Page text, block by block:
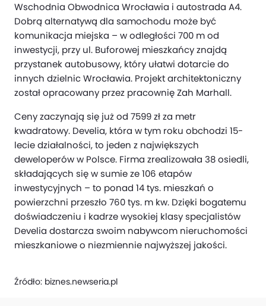
Wschodnia Obwodnica Wrocławia i autostrada A4.
Dobrą alternatywą dla samochodu może być
komunikacja miejska – w odległości 700 m od
inwestycji, przy ul. Buforowej mieszkańcy znajdą
przystanek autobusowy, który ułatwi dotarcie do
innych dzielnic Wrocławia. Projekt architektoniczny
został opracowany przez pracownię Zah Marhall.
Ceny zaczynają się już od 7599 zł za metr
kwadratowy. Develia, która w tym roku obchodzi 15-
lecie działalności, to jeden z największych
deweloperów w Polsce. Firma zrealizowała 38 osiedli,
składających się w sumie ze 106 etapów
inwestycyjnych – to ponad 14 tys. mieszkań o
powierzchni przeszło 760 tys. m kw. Dzięki bogatemu
doświadczeniu i kadrze wysokiej klasy specjalistów
Develia dostarcza swoim nabywcom nieruchomości
mieszkaniowe o niezmiennie najwyższej jakości.
Źródło: biznes.newseria.pl